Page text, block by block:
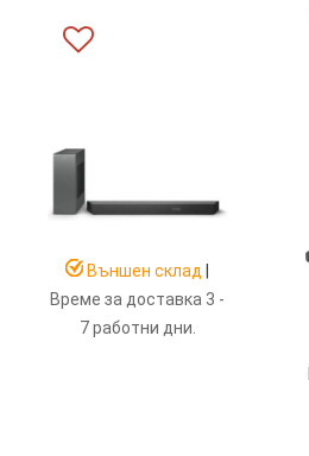
Външен склад
Време за доставка 3 -
7 работни дни.